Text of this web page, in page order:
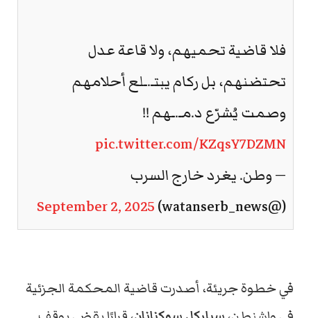
فلا قاضية تحميهم، ولا قاعة عدل
تحتضنهم، بل ركام يبتـ.ـلع أحلامهم
وصمت يُشرّع د.مـ.ـهم !!
pic.twitter.com/KZqsY7DZMN
— وطن. يغرد خارج السرب
(@watanserb_news)
September 2, 2025
في خطوة جريئة، أصدرت قاضية المحكمة الجزئية